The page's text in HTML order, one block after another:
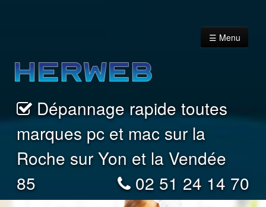
☰ Menu
Accueil
Vous êtes un Particulier
Vous êtes un professionnel
Dépannage rapide toutes
marques pc et mac sur la
Roche sur Yon et la Vendée
85
02 51 24 14 70